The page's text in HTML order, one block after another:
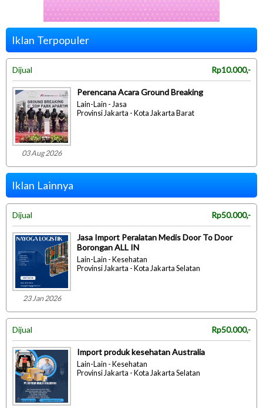
Iklan Terpopuler
Dijual Rp10.000,-
03 Aug 2026
Perencana Acara Ground Breaking
Lain-Lain - Jasa
Provinsi Jakarta - Kota Jakarta Barat
Iklan Lainnya
Dijual Rp50.000,-
23 Jan 2026
Jasa Import Peralatan Medis Door To Door
Borongan ALL IN
Lain-Lain - Kesehatan
Provinsi Jakarta - Kota Jakarta Selatan
Dijual Rp50.000,-
Import produk kesehatan Australia
Lain-Lain - Kesehatan
Provinsi Jakarta - Kota Jakarta Selatan